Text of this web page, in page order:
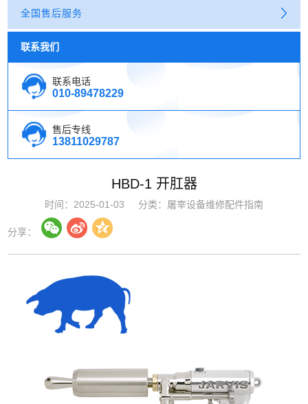
全国售后服务
联系我们
联系电话
010-89478229
售后专线
13811029787
HBD-1 开肛器
时间：2025-01-03 分类：屠宰设备维修配件指南
分享：